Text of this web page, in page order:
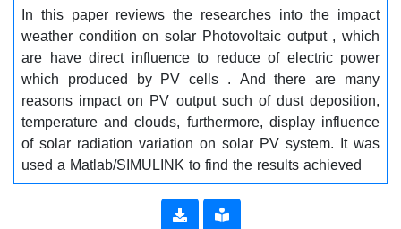
In this paper reviews the researches into the impact
weather condition on solar Photovoltaic output , which
are have direct influence to reduce of electric power
which produced by PV cells . And there are many
reasons impact on PV output such of dust deposition,
temperature and clouds, furthermore, display influence
of solar radiation variation on solar PV system. It was
used a Matlab/SIMULINK to find the results achieved